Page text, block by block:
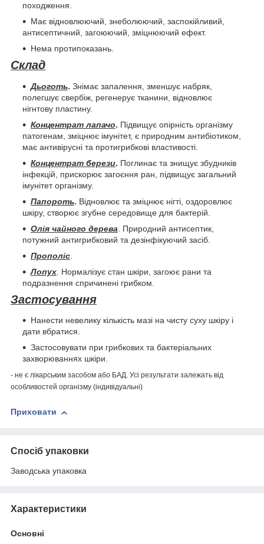
походження.
Має відновлюючий, знеболюючий, заспокійливий,
антисептичний, загоюючий, зміцнюючий ефект.
Нема протипоказань.
Склад
Дьоготь. Знімає запалення, зменшує набряк,
полегшує свербіж, регенерує тканини, відновлює
нігнтову пластину.
Концентрат лапачо. Підвищує опірність організму
патогенам, зміцнює імунітет, є природним антибіотиком,
має антивірусні та протигрибкові властивості.
Концентрат берези. Поглинає та знищує збудників
інфекцій, прискорює загоєння ран, підвищує загальний
імунітет організму.
Папороть. Відновлює та зміцнює нігті, оздоровлює
шкіру, створює згубне середовище для бактерій.
Олія чайного дерева . Природний антисептик,
потужний антигрибковий та дезінфікуючий засіб.
Прополіс
Лопух . Нормалізує стан шкіри, загоює рани та
подразнення спричинені грибком.
Застосування
Нанести невелику кількість мазі на чисту суху шкіру і
дати вбратися.
Застосовувати при грибкових та бактеріальних
захворюваннях шкіри.
- не є лікарським засобом або БАД. Усі результати залежать від
особливостей організму (індивідуальні)
Приховати
Спосіб упаковки
Заводська упаковка
Характеристики
Основні